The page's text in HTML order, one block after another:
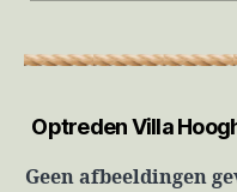
Optreden Villa
Geen afbeeldingen